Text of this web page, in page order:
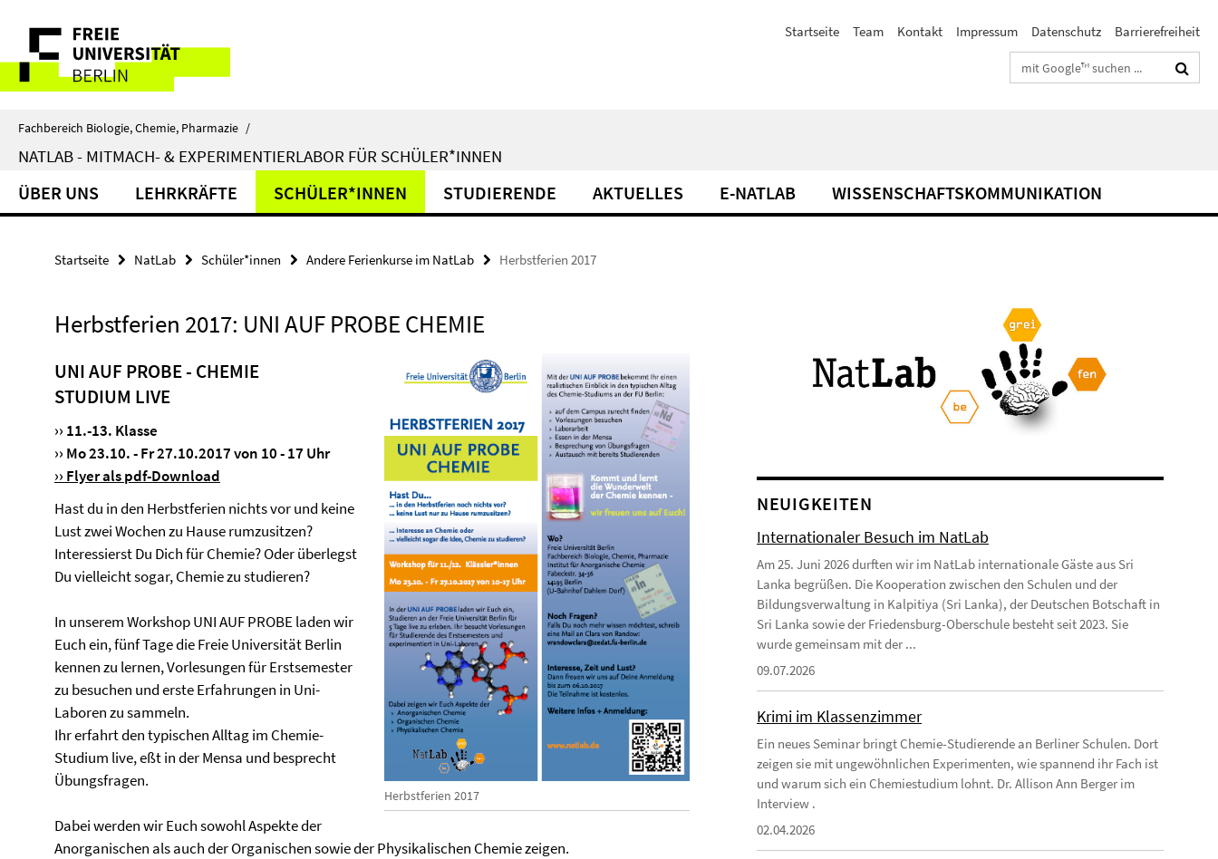
direkt
Inhalt
Service-
Navigation
Startseite Team Kontakt Impressum Datenschutz
Barrierefreiheit
Suchbegriffe
Fachbereich Biologie, Chemie, Pharmazie /
NATLAB - MITMACH- & EXPERIMENTIERLABOR FÜR SCHÜLER*INNEN
ÜBER UNS LEHRKRÄFTE SCHÜLER*INNEN STUDIERENDE AKTUELLES E-NATLAB WISSENSCHAFTSKOMMUNIKATION
Startseite NatLab Schüler*innen Andere Ferienkurse im NatLab Herbstferien 2017
Herbstferien 2017: UNI AUF PROBE CHEMIE
Herbstferien 2017
UNI AUF PROBE - CHEMIE
STUDIUM LIVE
›› 11.-13. Klasse
›› Mo 23.10. - Fr 27.10.2017 von 10 - 17 Uhr
›› Flyer als pdf-Download
Hast du in den Herbstferien nichts vor und keine
Lust zwei Wochen zu Hause rumzusitzen?
Interessierst Du Dich für Chemie? Oder überlegst
Du vielleicht sogar, Chemie zu studieren?
In unserem Workshop UNI AUF PROBE laden wir
Euch ein, fünf Tage die Freie Universität Berlin
kennen zu lernen, Vorlesungen für Erstsemester
zu besuchen und erste Erfahrungen in Uni-
Laboren zu sammeln.
Ihr erfahrt den typischen Alltag im Chemie-
Studium live, eßt in der Mensa und besprecht
Übungsfragen.
Dabei werden wir Euch sowohl Aspekte der
Anorganischen als auch der Organischen sowie der Physikalischen Chemie zeigen.
NEUIGKEITEN
Internationaler Besuch im NatLab
Am 25. Juni 2026 durften wir im NatLab internationale Gäste aus Sri
Lanka begrüßen. Die Kooperation zwischen den Schulen und der
Bildungsverwaltung in Kalpitiya (Sri Lanka), der Deutschen Botschaft in
Sri Lanka sowie der Friedensburg-Oberschule besteht seit 2023. Sie
wurde gemeinsam mit der ...
09.07.2026
Krimi im Klassenzimmer
Ein neues Seminar bringt Chemie-Studierende an Berliner Schulen. Dort
zeigen sie mit ungewöhnlichen Experimenten, wie spannend ihr Fach ist
und warum sich ein Chemiestudium lohnt. Dr. Allison Ann Berger im
Interview .
02.04.2026